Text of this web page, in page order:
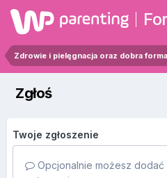
Zdrowie i pielęgnacja oraz dobra forma
Zgłoś
Twoje zgłoszenie
Opcjonalnie możesz